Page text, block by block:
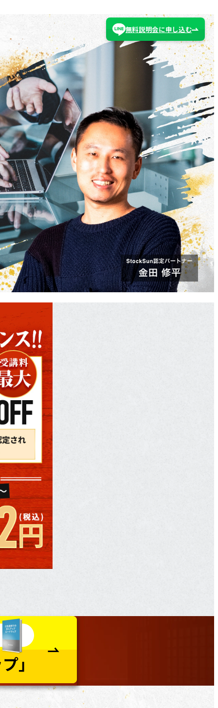
無料説明会に申し込む
く​ご利用いただけます。詳しくは無料個別相談にてご相談
YouTubeディレクター道場」「LPO道場」「SNSデザイン